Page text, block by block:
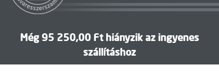
Még 95 250,00 Ft hiányzik az ingyenes
szállításhoz